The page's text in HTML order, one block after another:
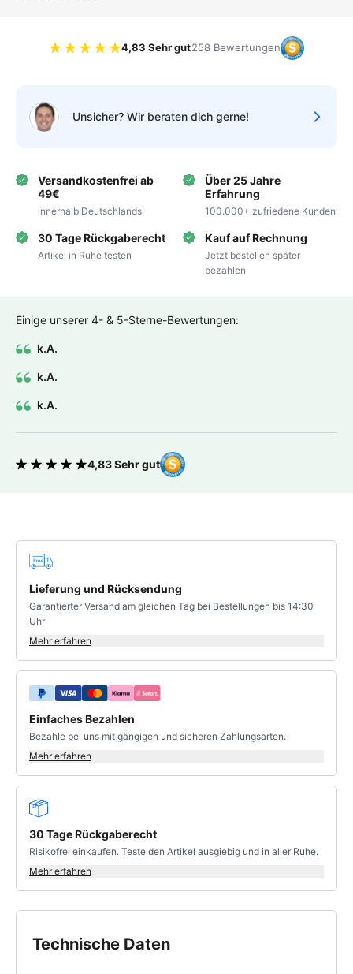
Bewertung 4.83 von 5 Sternen
4,83 Sehr gut258 Bewertungen
Unsicher? Wir beraten dich gerne!
Versandkostenfrei ab
49€
innerhalb Deutschlands
Über 25 Jahre
Erfahrung
100.000+ zufriedene Kunden
30 Tage Rückgaberecht
Artikel in Ruhe testen
Kauf auf Rechnung
Jetzt bestellen später
bezahlen
Einige unserer 4- & 5-Sterne-Bewertungen:
k.A.
k.A.
k.A.
Bewertung 4.83 von 5 Sternen
4,83 Sehr gut
Deine Vorteile
Lieferung und Rücksendung
Garantierter Versand am gleichen Tag bei Bestellungen bis 14:30
Uhr
Mehr erfahren
Einfaches Bezahlen
Bezahle bei uns mit gängigen und sicheren Zahlungsarten.
Mehr erfahren
30 Tage Rückgaberecht
Risikofrei einkaufen. Teste den Artikel ausgiebig und in aller Ruhe.
Mehr erfahren
Technische Daten